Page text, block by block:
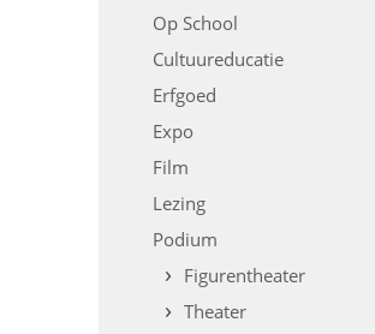
Op School
Cultuureducatie
Erfgoed
Expo
Film
Lezing
Podium
Figurentheater
Theater